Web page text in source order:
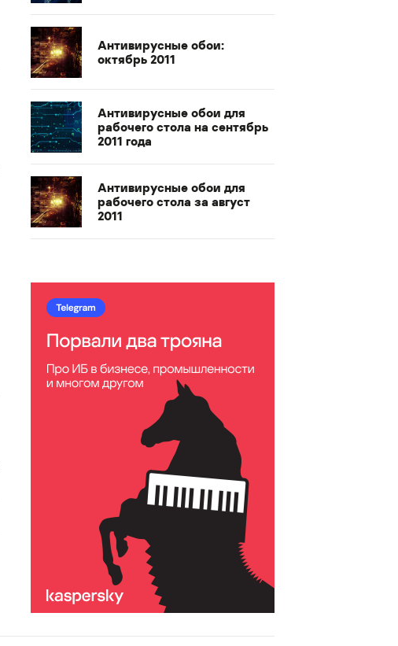
Антивирусные обои:
октябрь 2011
Антивирусные обои для
рабочего стола на сентябрь
2011 года
Антивирусные обои для
рабочего стола за август
2011